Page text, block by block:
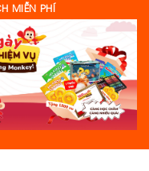
MIỄN PHÍ